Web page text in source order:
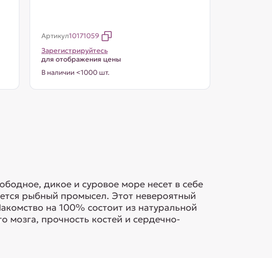
Артикул10171059
Зарегистрируйтесь
для отображения цены
В наличии <1000 шт.
дикое и суровое море несет в себе
рыбный промысел. Этот невероятный
на 100% состоит из натуральной
мозга, прочность костей и сердечно-